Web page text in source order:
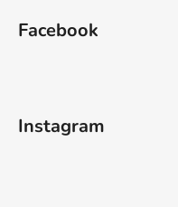
Facebook
Instagram